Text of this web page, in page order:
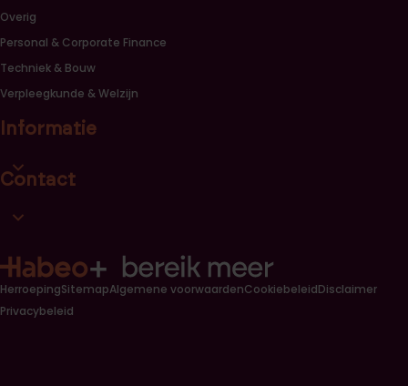
Overig
Personal & Corporate Finance
Techniek & Bouw
Verpleegkunde & Welzijn
Informatie
Open informatie link lijst
Contact
Open contact link lijst
HerroepingSitemapAlgemene voorwaardenCookiebeleidDisclaimer
Privacybeleid